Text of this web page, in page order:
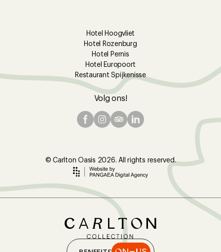
Hotel Hoogvliet
Hotel Rozenburg
Hotel Pernis
Hotel Europoort
Restaurant Spijkenisse
Volg ons!
© Carlton Oasis 2026. All rights reserved.